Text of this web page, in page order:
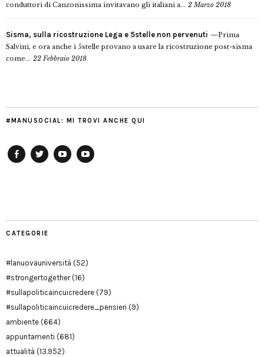
conduttori di Canzonissima invitavano gli italiani a... 2 Marzo 2018
Sisma, sulla ricostruzione Lega e 5stelle non pervenuti
Prima
Salvini, e ora anche i 5stelle provano a usare la ricostruzione post-sisma
come... 22 Febbraio 2018
#MANUSOCIAL: MI TROVI ANCHE QUI
CATEGORIE
#lanuovauniversità (52)
#strongertogether(16)
#sullapoliticaincuicredere (79)
#sullapoliticaincuicredere_pensieri (9)
ambiente (664)
appuntamenti (681)
attualità (13.952)